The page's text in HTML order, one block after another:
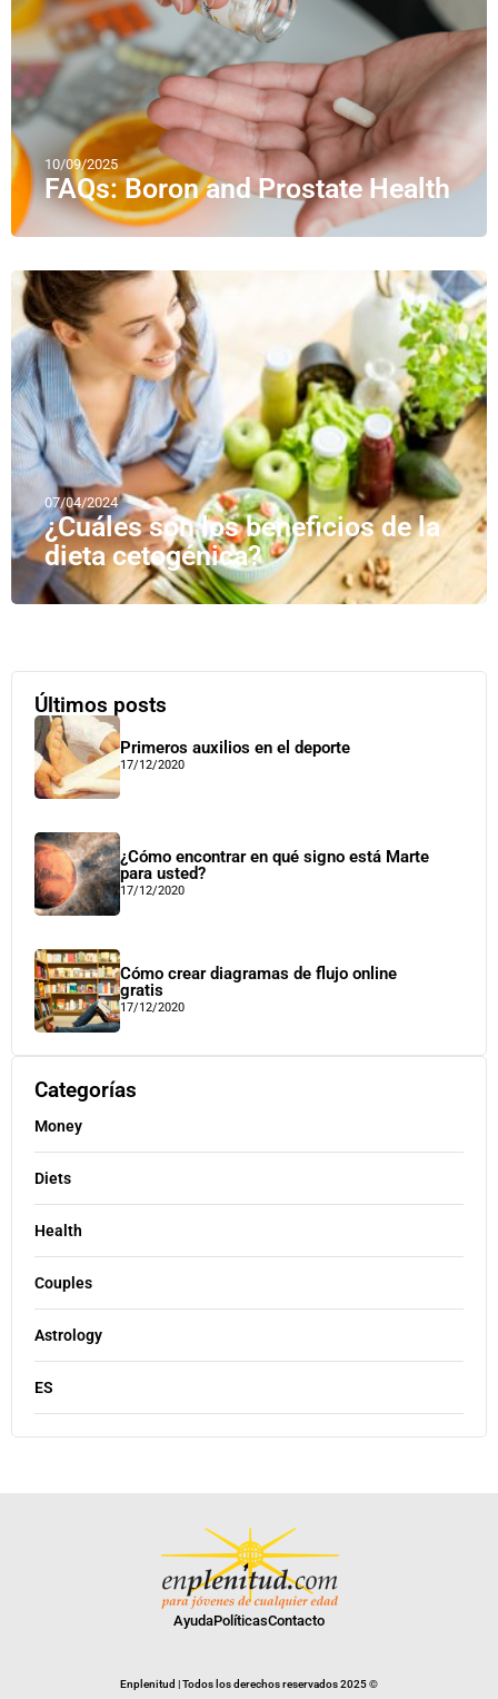
10/09/2025
FAQs: Boron and Prostate Health
07/04/2024
¿Cuáles son los beneficios de la
dieta cetogénica?
Últimos posts
Primeros auxilios en el deporte
17/12/2020
¿Cómo encontrar en qué signo está Marte
para usted?
17/12/2020
Cómo crear diagramas de flujo online
gratis
17/12/2020
Categorías
Money
Diets
Health
Couples
Astrology
ES
AyudaPolíticasContacto
Enplenitud | Todos los derechos reservados 2025 ©